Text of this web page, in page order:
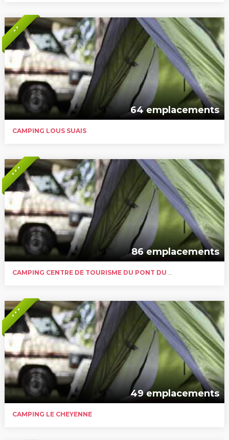
* *
64 emplacements
CAMPING LOUS SUAIS
* * *
86 emplacements
* * *
49 emplacements
CAMPING LE CHEYENNE